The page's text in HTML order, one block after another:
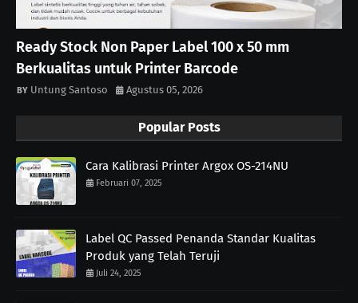
Ready Stock Non Paper Label 100 x 50 mm
Berkualitas untuk Printer Barcode
Untung Santoso Agustus 05, 2026
Popular Posts
Cara Kalibrasi Printer Argox OS-214NU
Februari 07, 2025
Label QC Passed Penanda Standar Kualitas
Produk yang Telah Teruji
Juli 24, 2025